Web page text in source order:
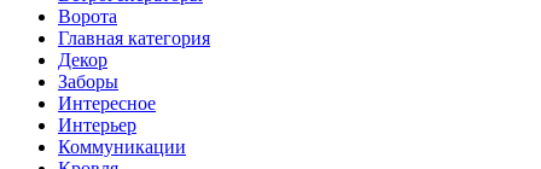
Ворота
Главная категория
Декор
Заборы
Интересное
Интерьер
Коммуникации